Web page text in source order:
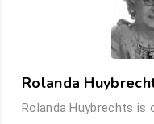
Rolanda
Rolanda Huybrechts is